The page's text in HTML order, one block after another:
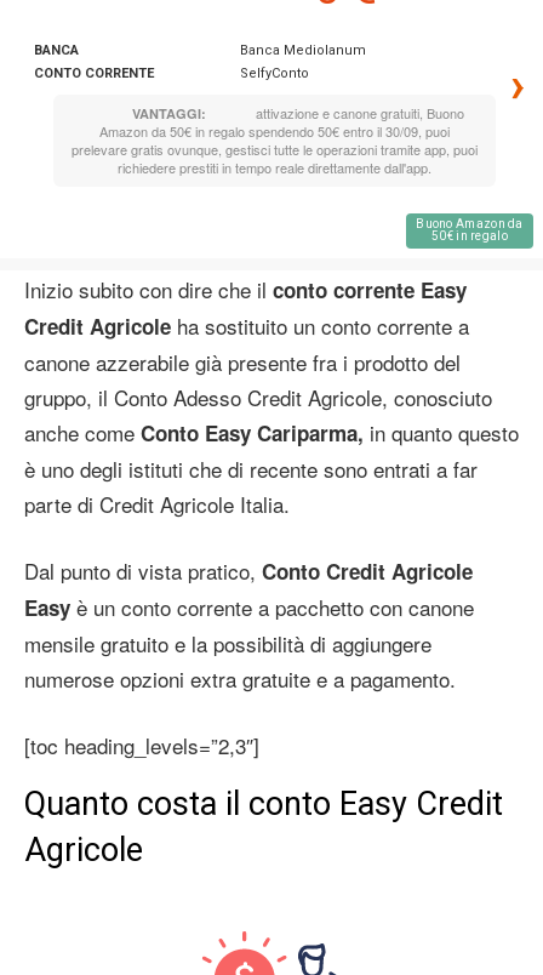
BANCA
Banca Mediolanum
CONTO CORRENTE
SelfyConto
VANTAGGI:
attivazione e canone gratuiti, Buono
Amazon da 50€ in regalo spendendo 50€ entro il 30/09, puoi
prelevare gratis ovunque, gestisci tutte le operazioni tramite app, puoi
richiedere prestiti in tempo reale direttamente dall'app.
›
Buono Amazon da
50€ in regalo
Inizio subito con dire che il conto corrente Easy
Credit Agricole ha sostituito un conto corrente a
canone azzerabile già presente fra i prodotto del
gruppo, il Conto Adesso Credit Agricole, conosciuto
anche come Conto Easy Cariparma, in quanto questo
è uno degli istituti che di recente sono entrati a far
parte di Credit Agricole Italia.
Dal punto di vista pratico, Conto Credit Agricole
Easy è un conto corrente a pacchetto con canone
mensile gratuito e la possibilità di aggiungere
numerose opzioni extra gratuite e a pagamento.
[toc heading_levels=”2,3″]
Quanto costa il conto Easy Credit
Agricole